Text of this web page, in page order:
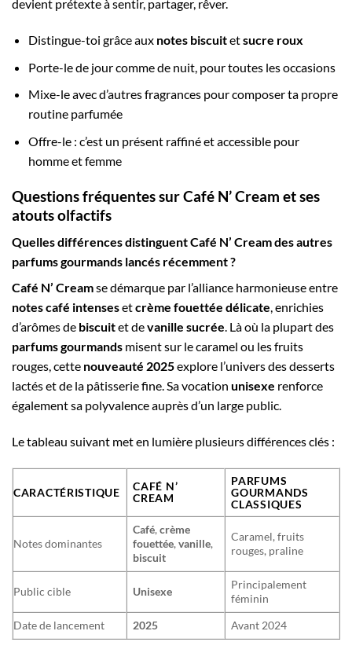
devient prétexte à sentir, partager, rêver.
Distingue-toi grâce aux notes biscuitetsucre roux
Porte-le de jour comme de nuit, pour toutes les occasions
Mixe-le avec d’autres fragrances pour composer ta propre
routine parfumée
Offre-le : c’est un présent raffiné et accessible pour
homme et femme
Questions fréquentes sur Café N’ Cream et ses
atouts olfactifs
Quelles différences distinguent Café N’ Cream des autres
parfums gourmands lancés récemment ?
Café N’ Creamse démarque par l’alliance harmonieuse entre
notes café intensesetcrème fouettée délicate, enrichies
d’arômes de biscuitet devanille sucrée. Là où la plupart des
parfums gourmands misent sur le caramel ou les fruits
rouges, cette nouveauté 2025explore l’univers des desserts
lactés et de la pâtisserie fine. Sa vocation unisexe renforce
également sa polyvalence auprès d’un large public.
Le tableau suivant met en lumière plusieurs différences clés :
CARACTÉRISTIQUE
CAFÉ N’
CREAM
PARFUMS
GOURMANDS
CLASSIQUES
Notes dominantes
Café,crème
fouettée,vanille,
biscuit
Caramel, fruits
rouges, praline
Public cible Unisexe
Principalement
féminin
Date de lancement
2025 Avant 2024